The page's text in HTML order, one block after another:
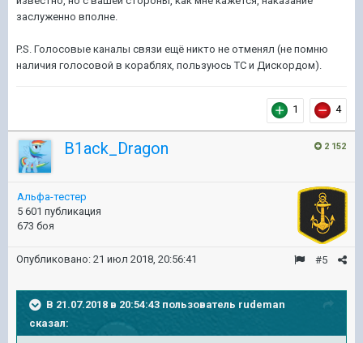
заслуженно вполне.
P.S. Голосовые каналы связи ещё никто не отменял (не помню
наличия голосовой в кораблях, пользуюсь ТС и Дискордом).
1 4
2 152
B1ack_Dragon
Альфа-тестер
5 601 публикация
673 боя
#5
Опубликовано: 21 июл 2018, 20:56:41
В 21.07.2018 в 20:54:43 пользователь rudeman
сказал: